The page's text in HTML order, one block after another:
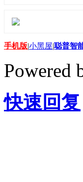
手机版|小黑屋|聪普智
Powered
快速回复